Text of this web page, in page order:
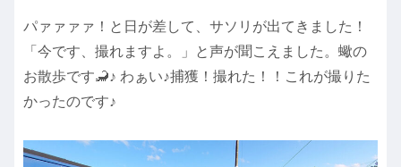
パァァァァ！と日が差して、サソリが出てきました！
「今です、撮れますよ。」と声が聞こえました。蠍の
お散歩です🦂♪ わぁい♪捕獲！撮れた！！これが撮りた
かったのです♪